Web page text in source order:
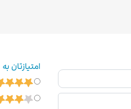
امتیازتان